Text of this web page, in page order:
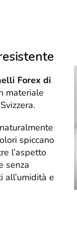
Forex di
materiale
spiccano
l’aspetto
senza
all’umidità e